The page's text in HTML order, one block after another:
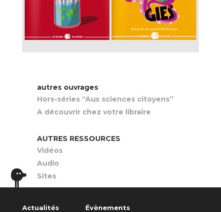
autres ouvrages
Hors-séries “Aux sciences citoyens”
A découvrir chez votre libraire
AUTRES RESSOURCES
Vidéos
Audio
Sites
Actualités Évènements